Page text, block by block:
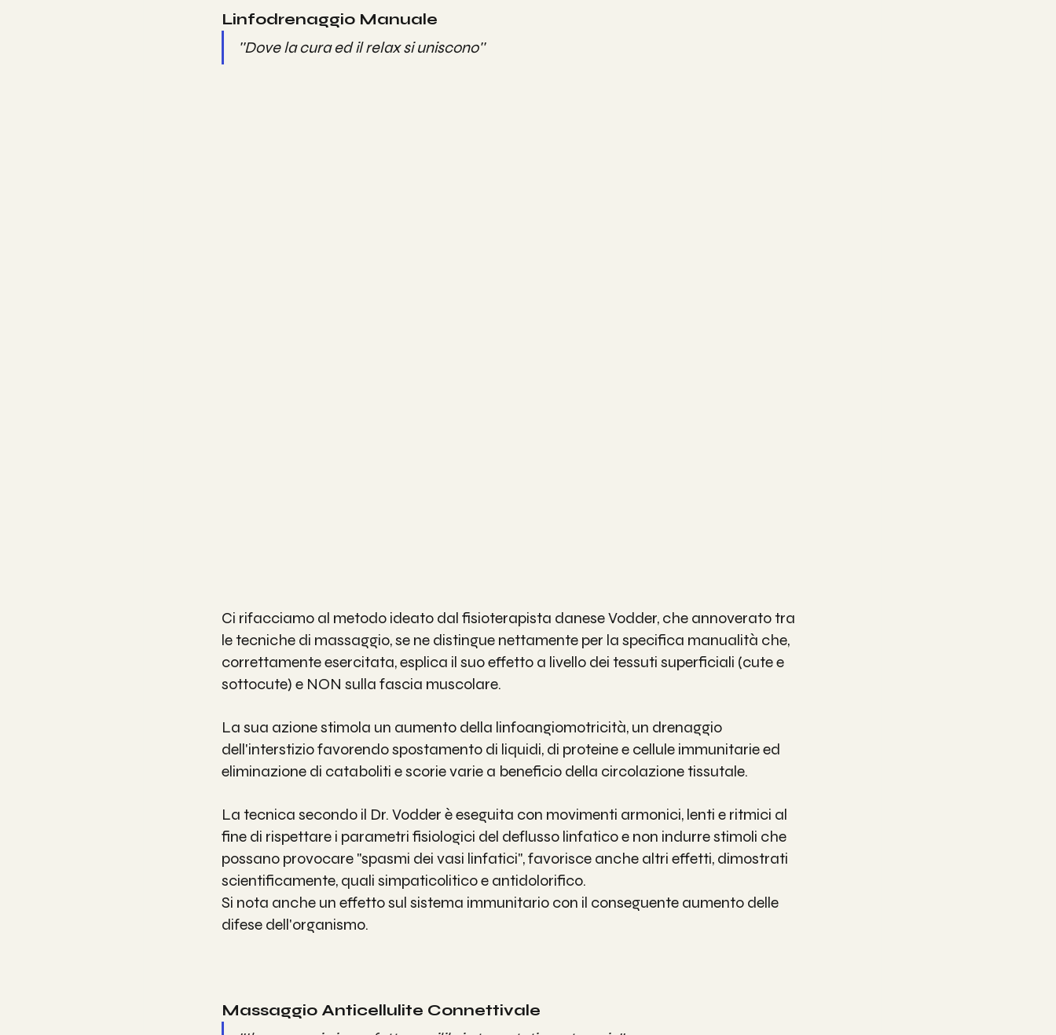
Linfodrenaggio Manuale
''Dove la cura ed il relax si uniscono''
Ci rifacciamo al metodo ideato dal fisioterapista danese Vodder, che annoverato tra
le tecniche di massaggio, se ne distingue nettamente per la specifica manualità che,
correttamente esercitata, esplica il suo effetto a livello dei tessuti superficiali (cute e
sottocute) e NON sulla fascia muscolare.
La sua azione stimola un aumento della linfoangiomotricità, un drenaggio
dell'interstizio favorendo spostamento di liquidi, di proteine e cellule immunitarie ed
eliminazione di cataboliti e scorie varie a beneficio della circolazione tissutale.
La tecnica secondo il Dr. Vodder è eseguita con movimenti armonici, lenti e ritmici al
fine di rispettare i parametri fisiologici del deflusso linfatico e non indurre stimoli che
possano provocare "spasmi dei vasi linfatici", favorisce anche altri effetti, dimostrati
scientificamente, quali simpaticolitico e antidolorifico.
Si nota anche un effetto sul sistema immunitario con il conseguente aumento delle
difese dell'organismo.
Massaggio Anticellulite Connettivale